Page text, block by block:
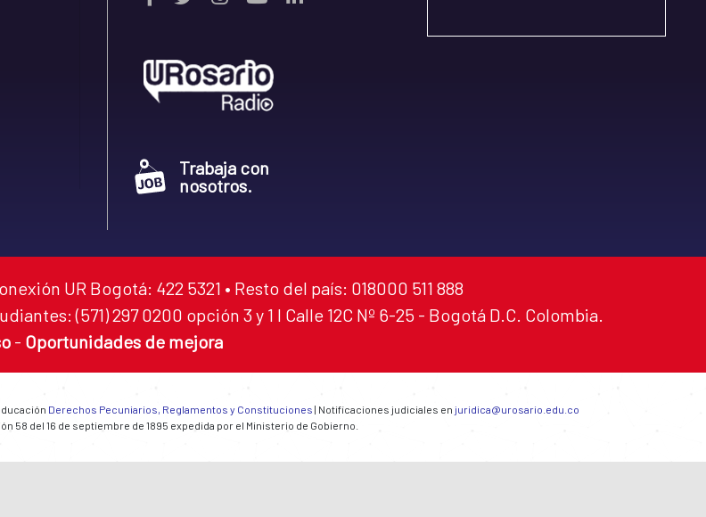
Trabaja con
nosotros.
UR Bogotá: 422 5321 • Resto del país: 018000 511 888
(571) 297 0200 opción 3 y 1 I Calle 12C Nº 6-25 - Bogotá D.C. Colombia.
- Oportunidades de mejora
Derechos Pecuniarios, Reglamentos y Constituciones | Notificaciones judiciales en juridica@urosario.edu.co
58 del 16 de septiembre de 1895 expedida por el Ministerio de Gobierno.